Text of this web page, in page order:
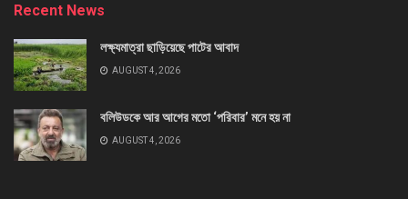
Recent News
লক্ষ্যমাত্রা ছাড়িয়েছে পাটের আবাদ
AUGUST 4, 2026
বলিউডকে আর আগের মতো ‘পরিবার’ মনে হয় না
AUGUST 4, 2026